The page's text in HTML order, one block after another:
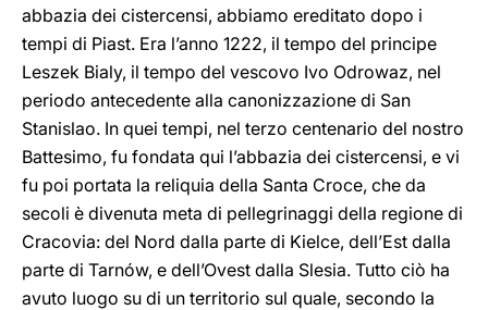
abbazia dei cistercensi, abbiamo ereditato dopo i
tempi di Piast. Era l’anno 1222, il tempo del principe
Leszek Bialy, il tempo del vescovo Ivo Odrowaz, nel
periodo antecedente alla canonizzazione di San
Stanislao. In quei tempi, nel terzo centenario del nostro
Battesimo, fu fondata qui l’abbazia dei cistercensi, e vi
fu poi portata la reliquia della Santa Croce, che da
secoli è divenuta meta di pellegrinaggi della regione di
Cracovia: del Nord dalla parte di Kielce, dell’Est dalla
parte di Tarnów, e dell’Ovest dalla Slesia. Tutto ciò ha
avuto luogo su di un territorio sul quale, secondo la